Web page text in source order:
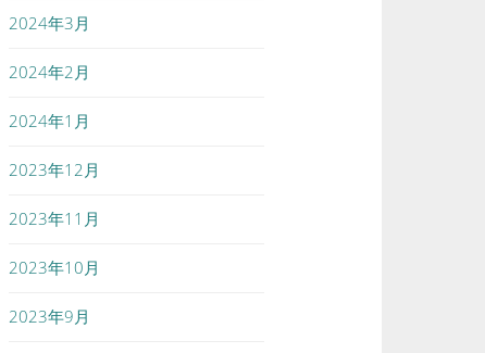
2024年3月
2024年2月
2024年1月
2023年12月
2023年11月
2023年10月
2023年9月